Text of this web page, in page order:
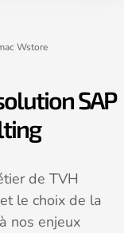
Wstore
SAP
de TVH
le choix de la
nos enjeux